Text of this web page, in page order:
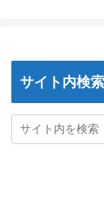
サイト内検索